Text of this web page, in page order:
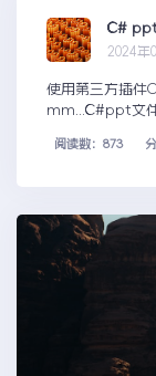
C# ppt
2024年
使用第三方插
mm...C#ppt文
阅读数：873